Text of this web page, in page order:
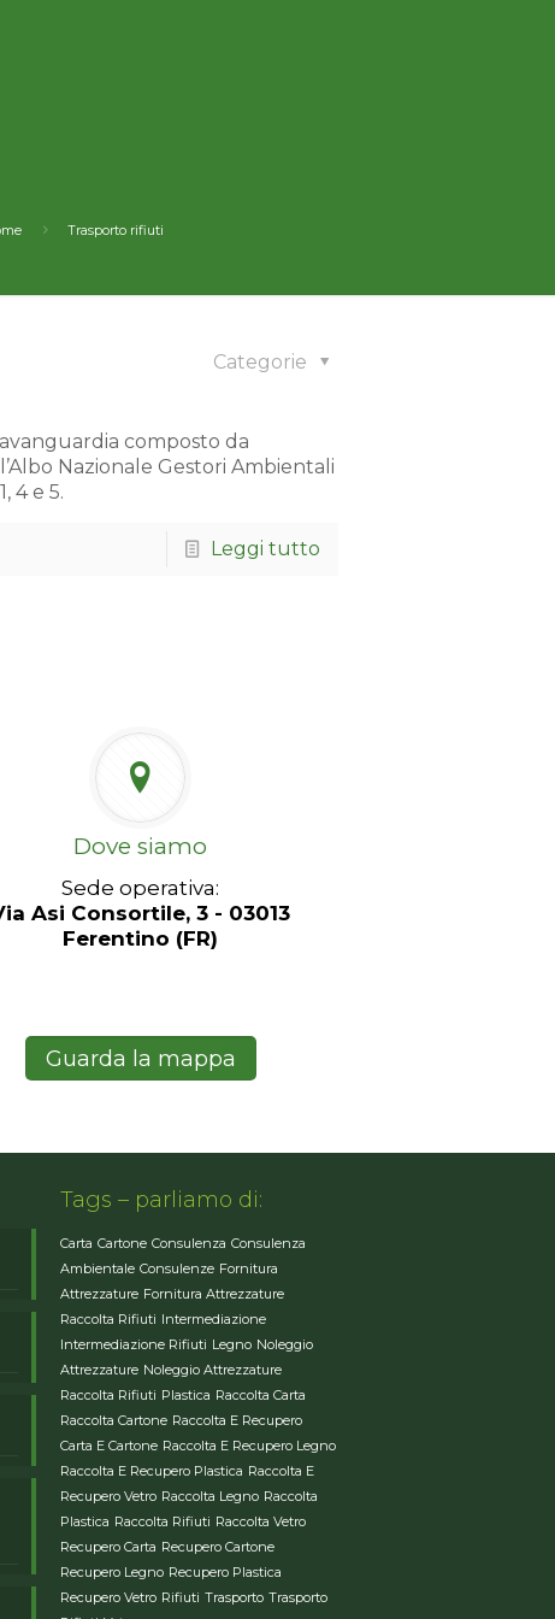
Trasporto rifiuti
Categorie
composto da
Nazionale Gestori Ambientali
4 e 5.
Leggi tutto
Dove siamo
Sede operativa:
Asi Consortile, 3 - 03013
Ferentino (FR)
Guarda la mappa
Tags – parliamo di:
Carta Cartone Consulenza Consulenza
Ambientale Consulenze Fornitura
Attrezzature Fornitura Attrezzature
Raccolta Rifiuti Intermediazione
Intermediazione Rifiuti Legno Noleggio
Attrezzature Noleggio Attrezzature
Raccolta Rifiuti Plastica Raccolta Carta
Raccolta Cartone Raccolta E Recupero
Carta E Cartone Raccolta E Recupero Legno
Raccolta E Recupero Plastica Raccolta E
Recupero Vetro Raccolta Legno Raccolta
Plastica Raccolta Rifiuti Raccolta Vetro
Recupero Carta Recupero Cartone
Recupero Legno Recupero Plastica
Recupero Vetro Rifiuti Trasporto Trasporto